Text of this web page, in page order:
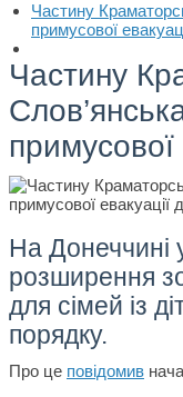
Частину
примусової
Частину
примусової
На Донеччині
розширення
для сімей із
порядку.
Про це повідомив